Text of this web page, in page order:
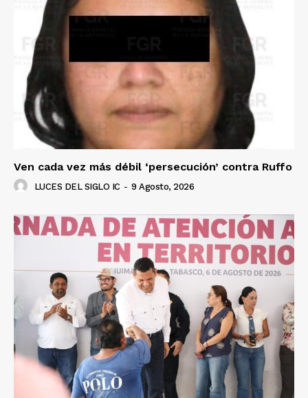
Ven cada vez más débil ‘persecución’ contra Ruffo
LUCES DEL SIGLO IC - 9 Agosto, 2026